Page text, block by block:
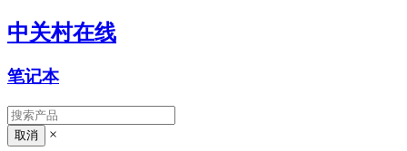
中关村在线
笔记本
×